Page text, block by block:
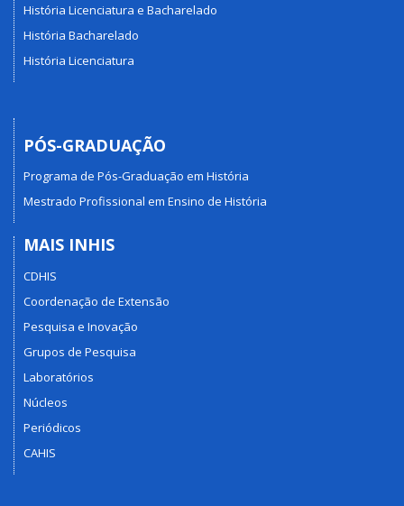
História Licenciatura e Bacharelado
História Bacharelado
História Licenciatura
PÓS-GRADUAÇÃO
Programa de Pós-Graduação em História
Mestrado Profissional em Ensino de História
MAIS INHIS
CDHIS
Coordenação de Extensão
Pesquisa e Inovação
Grupos de Pesquisa
Laboratórios
Núcleos
Periódicos
CAHIS